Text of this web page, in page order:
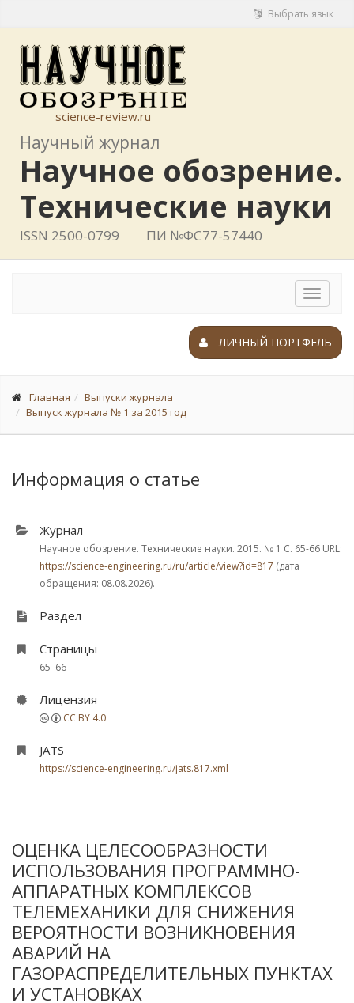
Выбрать язык
science-review.ru
Научный журнал
Научное обозрение.
Технические науки
ISSN 2500-0799 ПИ №ФС77-57440
Toggle
ЛИЧНЫЙ ПОРТФЕЛЬ
Главная
Выпуски журнала
Выпуск журнала № 1 за 2015 год
Информация о статье
Журнал
Научное обозрение. Технические науки. 2015. № 1 С. 65-66 URL:
https://science-engineering.ru/ru/article/view?id=817 (дата
обращения: 08.08.2026).
Раздел
Страницы
65–66
Лицензия
CC BY 4.0
JATS
https://science-engineering.ru/jats.817.xml
ОЦЕНКА ЦЕЛЕСООБРАЗНОСТИ
ИСПОЛЬЗОВАНИЯ ПРОГРАММНО-
АППАРАТНЫХ КОМПЛЕКСОВ
ТЕЛЕМЕХАНИКИ ДЛЯ СНИЖЕНИЯ
ВЕРОЯТНОСТИ ВОЗНИКНОВЕНИЯ
АВАРИЙ НА
ГАЗОРАСПРЕДЕЛИТЕЛЬНЫХ ПУНКТАХ
И УСТАНОВКАХ